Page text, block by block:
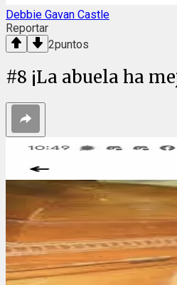
Debbie Gavan Castle
Reportar
2puntos
#8 ¡La abuela ha